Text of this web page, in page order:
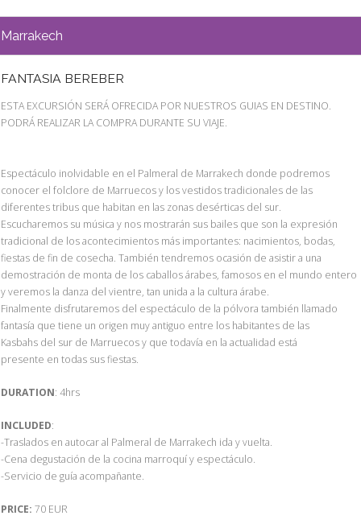
Marrakech
FANTASIA BEREBER
ESTA EXCURSIÓN SERÁ OFRECIDA POR NUESTROS GUIAS EN DESTINO.
PODRÁ REALIZAR LA COMPRA DURANTE SU VIAJE.
Espectáculo inolvidable en el Palmeral de Marrakech donde podremos
conocer el folclore de Marruecos y los vestidos tradicionales de las
diferentes tribus que habitan en las zonas desérticas del sur.
Escucharemos su música y nos mostrarán sus bailes que son la expresión
tradicional de los acontecimientos más importantes: nacimientos, bodas,
fiestas de fin de cosecha. También tendremos ocasión de asistir a una
demostración de monta de los caballos árabes, famosos en el mundo entero
y veremos la danza del vientre, tan unida a la cultura árabe.
Finalmente disfrutaremos del espectáculo de la pólvora también llamado
fantasía que tiene un origen muy antiguo entre los habitantes de las
Kasbahs del sur de Marruecos y que todavía en la actualidad está
presente en todas sus fiestas.
DURATION: 4hrs
INCLUDED:
-Traslados en autocar al Palmeral de Marrakech ida y vuelta.
-Cena degustación de la cocina marroquí y espectáculo.
-Servicio de guía acompañante.
PRICE: 70 EUR